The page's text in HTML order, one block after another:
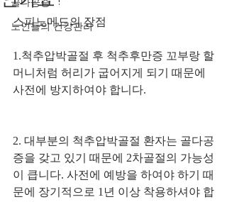
골다공증
노인들의 건강관리
스피노메드의 장점
1.척추압박골절 후 척추후만증 꼬부랑 할
머니처럼 허리가 굽어지게 되기 때문에
사전에 방지하여야 합니다.
2. 대부분의 척추압박골절 환자는 골다공
증을 갖고 있기 때문에 2차골절의 가능성
이 큽니다. 사전에 예방을 하여야 하기 때
문에 장기적으로 1년 이상 착용하셔야 합